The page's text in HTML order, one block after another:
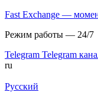
Fast Exchange —
Режим работы — 24/7
Telegram Telegram
ru
Русский